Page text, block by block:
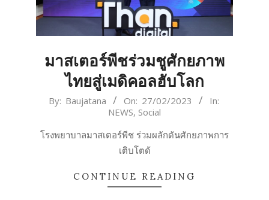
มาสเตอร์พีชร่วมชูศักยภาพ
ไทยสู่เมดิคอลฮับโลก
2023-
27
By: Baujatana On: 27/02/2023
In:
NEWS, Social
โรงพยาบาลมาสเตอร์พีช ร่วมผลักดันศักยภาพการ
เติบโตด้
CONTINUE READING